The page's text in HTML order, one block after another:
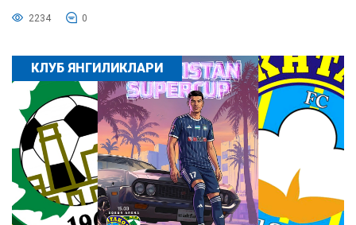
2234 0
КЛУБ ЯНГИЛИКЛАРИ